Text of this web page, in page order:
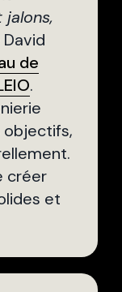
de
.
objectifs,
créer
et